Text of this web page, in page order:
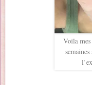
Voila mes